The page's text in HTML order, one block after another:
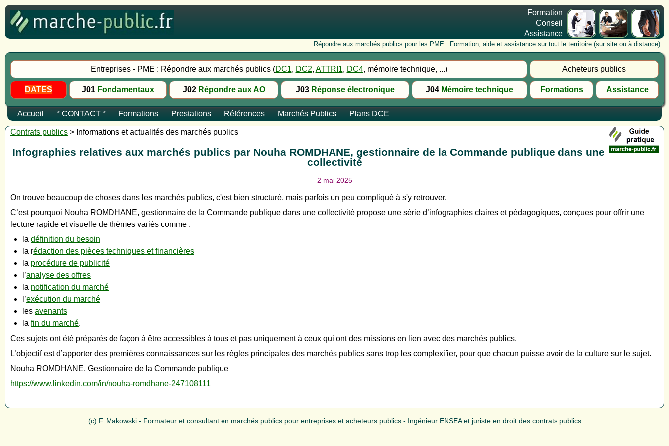
Formation
Conseil
Assistance
Répondre aux marchés publics pour les PME : Formation, aide et assistance sur tout le territoire (sur site ou à distance)
Entreprises - PME : Répondre aux marchés publics (DC1, DC2, ATTRI1, DC4, mémoire technique, ...) Acheteurs publics
DATES J01 Fondamentaux J02 Répondre aux AO J03 Réponse électronique J04 Mémoire technique Formations Assistance
Accueil * CONTACT * Formations Prestations Références Marchés Publics Plans DCE
Contrats publics > Informations et actualités des marchés publics
Infographies relatives aux marchés publics par Nouha ROMDHANE, gestionnaire de la Commande publique dans une
collectivité
2 mai 2025
On trouve beaucoup de choses dans les marchés publics, c'est bien structuré, mais parfois un peu compliqué à s'y retrouver.
C’est pourquoi Nouha ROMDHANE, gestionnaire de la Commande publique dans une collectivité propose une série d’infographies claires et pédagogiques, conçues pour offrir une
lecture rapide et visuelle de thèmes variés comme :
la définition du besoin
la rédaction des pièces techniques et financières
la procédure de publicité
l’analyse des offres
la notification du marché
l’exécution du marché
les avenants
la fin du marché.
Ces sujets ont été préparés de façon à être accessibles à tous et pas uniquement à ceux qui ont des missions en lien avec des marchés publics.
L’objectif est d’apporter des premières connaissances sur les règles principales des marchés publics sans trop les complexifier, pour que chacun puisse avoir de la culture sur le sujet.
Nouha ROMDHANE, Gestionnaire de la Commande publique
https://www.linkedin.com/in/nouha-romdhane-247108111
(c) F. Makowski - Formateur et consultant en marchés publics pour entreprises et acheteurs publics - Ingénieur ENSEA et juriste en droit des contrats publics